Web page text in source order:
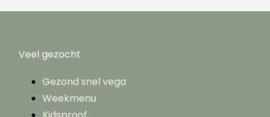
Veel gezocht
Gezond snel vega
Weekmenu